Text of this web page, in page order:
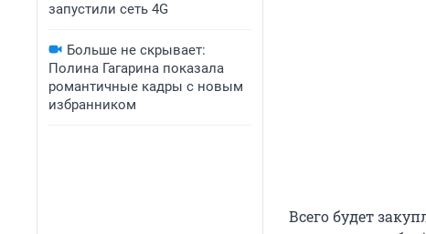
запустили сеть 4G
Больше не скрывает:
Полина Гагарина показала
романтичные кадры с новым
избранником
Всего будет